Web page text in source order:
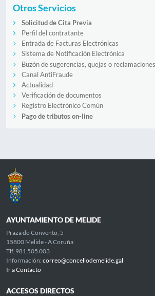
Otros Servicios
Solicitud de Cita Previa
Perfil del contratante
Entrada de Facturas Electrónicas
Sistema de Notificación Electrónica
Buzón de sugerencias, quejas o reclamaciones
Canal AntiFraude
Actualidad
Verificación de documentos
Registro Electrónico Común
Pago de tributos on-line
AYUNTAMIENTO DE MELIDE
Praza do Convento, 5
15800 Melide - A Coruña
Tlf. 981 505 003
Información: correo@concellodemelide.gal
Ir a Contacto
ACCESOS DIRECTOS